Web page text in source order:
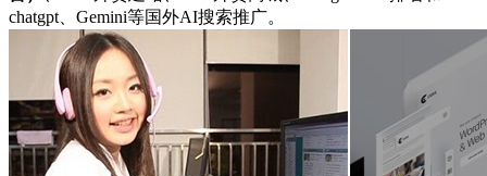
chatgpt、Gemini等国外AI搜索推广。